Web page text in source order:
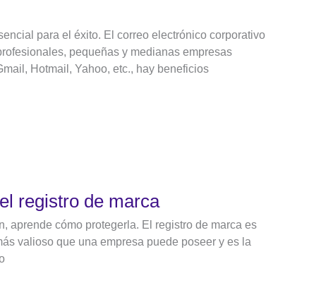
para el éxito. El correo electrónico corporativo
pequeñas y medianas empresas
Hotmail, Yahoo, etc., hay beneficios
registro de marca
aprende cómo protegerla. El registro de marca es
valioso que una empresa puede poseer y es la